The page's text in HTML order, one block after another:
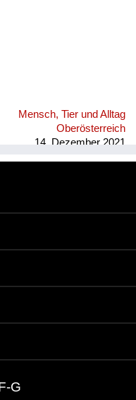
Mensch, Tier und Alltag
Oberösterreich
14. Dezember 2021
G